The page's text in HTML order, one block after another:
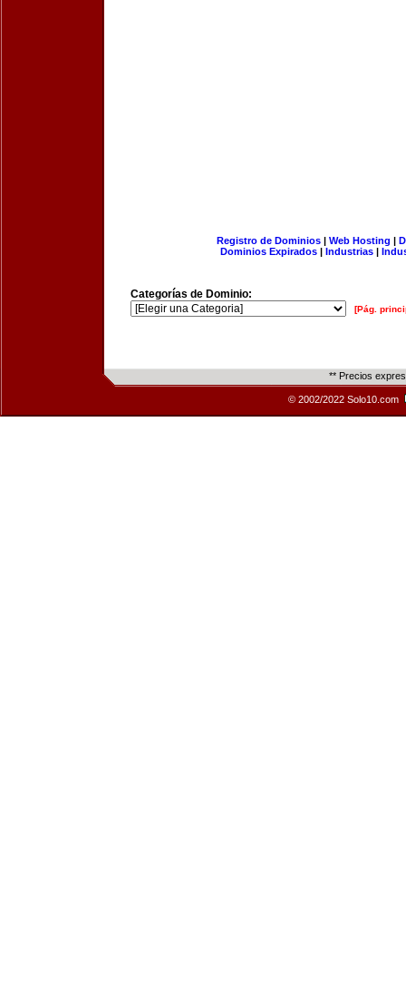
Registro de Dominios| Web Hosting |
Dominios Expirados | Industrias |
Categorías de Dominio:
[Pág.
** Precios
© 2002/2022 Solo10.com